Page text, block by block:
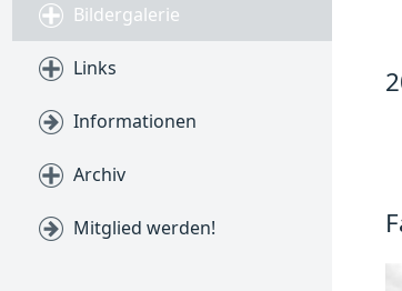
Bildergalerie
Links
Informationen
Archiv
Mitglied werden!